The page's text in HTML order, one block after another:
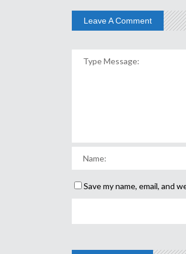
Leave A Comment
Save my name, email, and